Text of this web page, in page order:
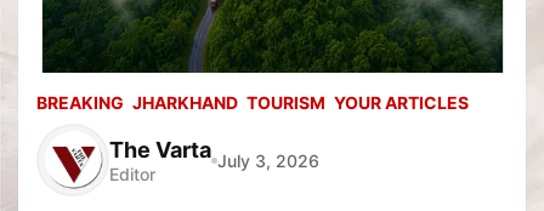
BREAKING JHARKHAND TOURISM YOUR ARTICLES
The Varta
Editor
July 3, 2026